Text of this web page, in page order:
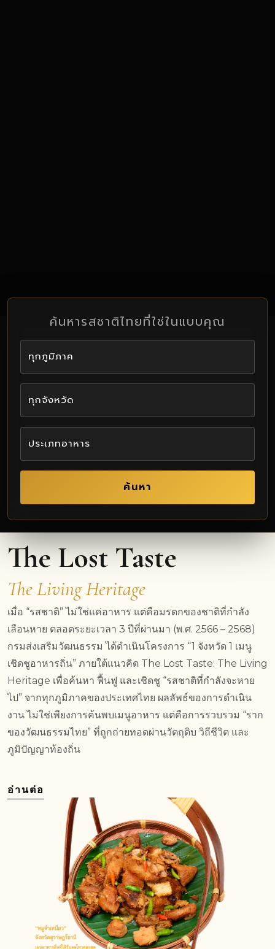
ค้นหารสชาติไทยที่ใช่ในแบบคุณ
The Lost Taste
The Living Heritage
เมื่อ “รสชาติ” ไม่ใช่แค่อาหาร แต่คือมรดกของชาติที่กำลัง
เลือนหาย ตลอดระยะเวลา 3 ปีที่ผ่านมา (พ.ศ. 2566 – 2568)
กรมส่งเสริมวัฒนธรรม ได้ดำเนินโครงการ “1 จังหวัด 1 เมนู
เชิดชูอาหารถิ่น” ภายใต้แนวคิด The Lost Taste: The Living
Heritage เพื่อค้นหา ฟื้นฟู และเชิดชู “รสชาติที่กำลังจะหาย
ไป” จากทุกภูมิภาคของประเทศไทย ผลลัพธ์ของการดำเนิน
งาน ไม่ใช่เพียงการค้นพบเมนูอาหาร แต่คือการรวบรวม “ราก
ของวัฒนธรรมไทย” ที่ถูกถ่ายทอดผ่านวัตถุดิบ วิถีชีวิต และ
ภูมิปัญญาท้องถิ่น
อ่านต่อ